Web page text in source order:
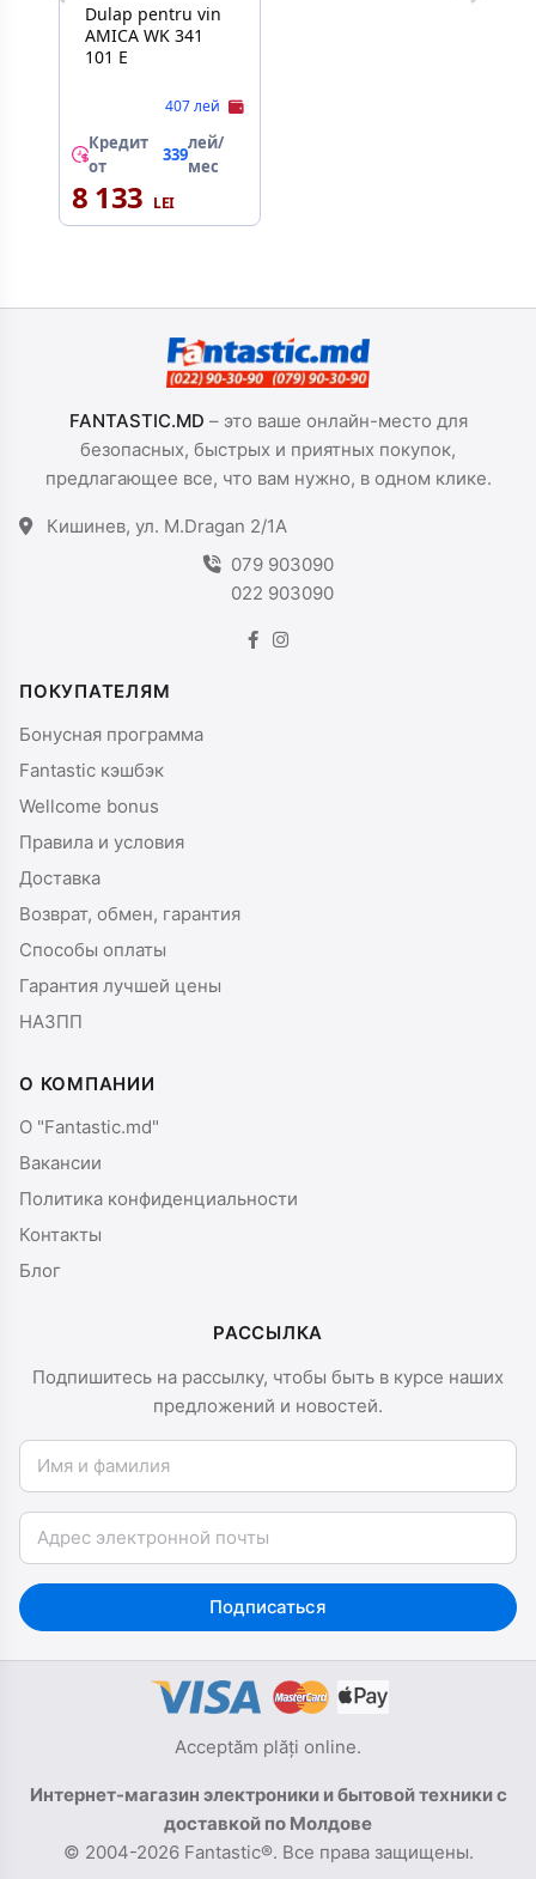
Dulap pentru vin
AMICA WK 341
101 E
407 лей
Кредит
от
339
лей/
мес
8 133
FANTASTIC.MD – это ваше онлайн-место для
безопасных, быстрых и приятных покупок,
предлагающее все, что вам нужно, в одном клике.
Кишинев, ул. M.Dragan 2/1A
079 903090
022 903090
ПОКУПАТЕЛЯМ
Бонусная программа
Fantastic кэшбэк
Wellcome bonus
Правила и условия
Доставка
Возврат, обмен, гарантия
Способы оплаты
Гарантия лучшей цены
НАЗПП
О КОМПАНИИ
О "Fantastic.md"
Вакансии
Политика конфиденциальности
Контакты
Блог
РАССЫЛКА
Подпишитесь на рассылку, чтобы быть в курсе наших
предложений и новостей.
Имя и фамилия
Email
Подписаться
Acceptăm plăți online.
Интернет-магазин электроники и бытовой техники с
доставкой по Молдове
© 2004-2026 Fantastic®. Все права защищены.